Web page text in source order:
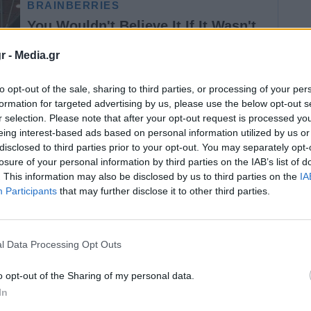
- Media.gr
opt-out of the sale, sharing to third parties, or processing of your
for targeted advertising by us, please use the below opt-out
selection. Please note that after your opt-out request is processed
interest-based ads based on personal information utilized by us
to third parties prior to your opt-out. You may separately
of your personal information by third parties on the IAB’s list of
This information may also be disclosed by us to third parties on the
Participants that may further disclose it to other third parties.
Data Processing Opt Outs
opt-out of the Sharing of my personal data.
Ιλχάμ Αλίεφ είχε ο πρωθυπουργός
την τελετής έναρξης λειτουργίας του
IGB.
επισκόπηση των διμερών σχέσεων και
της οικονομικής και εμπορικής